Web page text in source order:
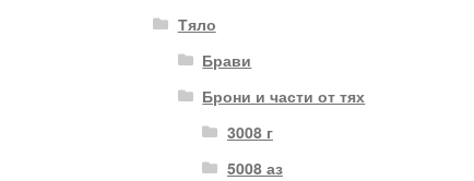
Тяло
Брави
Брони и части от тях
3008 г
5008 аз